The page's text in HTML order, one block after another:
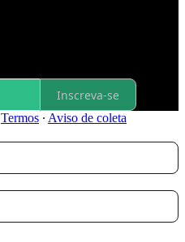
Inscreva-se
Termos ∙ Aviso de coleta